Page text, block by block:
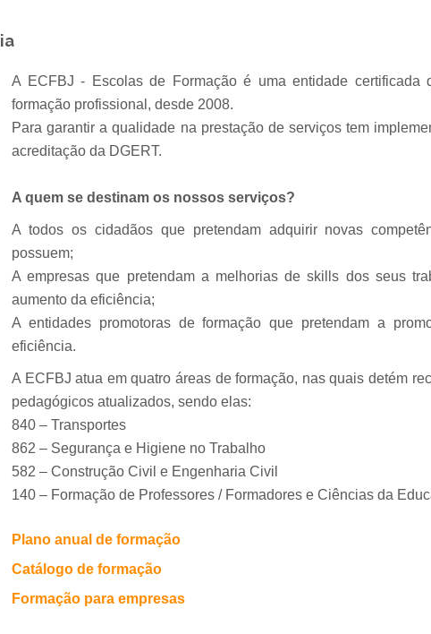
A ECFBJ - Escolas de Formação é uma entidade certificada
formação profissional, desde 2008.
Para garantir a qualidade na prestação de serviços tem
acreditação da DGERT.
A quem se destinam os nossos serviços?
A todos os cidadãos que pretendam adquirir novas
possuem;
A empresas que pretendam a melhorias deskills dos seus
aumento da eficiência;
A entidades promotoras de formação que pretendam a
eficiência.
A ECFBJ atua em quatro áreas de formação, nas quais detém
pedagógicos atualizados, sendo elas:
840 – Transportes
862 – Segurança e Higiene no Trabalho
582 – Construção Civil e Engenharia Civil
140 – Formação de Professores / Formadores e Ciências da
Plano anual de formação
Catálogo de formação
Formação para empresas